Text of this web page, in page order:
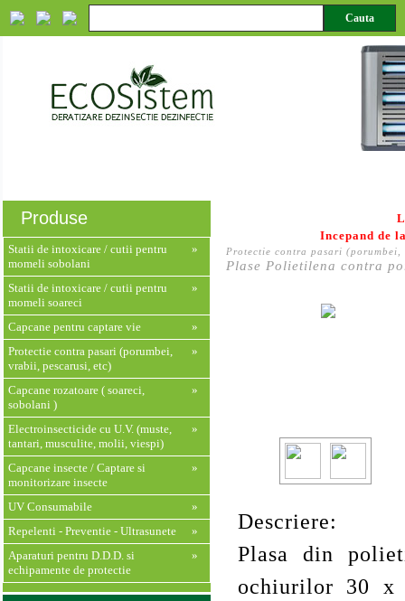
Produse
Statii de intoxicare / cutii pentru
momeli sobolani
»
Statii de intoxicare / cutii pentru
momeli soareci
»
Capcane pentru captare vie
»
Protectie contra pasari (porumbei,
vrabii, pescarusi, etc)
»
Capcane rozatoare ( soareci,
sobolani )
»
Electroinsecticide cu U.V. (muste,
tantari, musculite, molii, viespi)
»
Capcane insecte / Captare si
monitorizare insecte
»
UV Consumabile
»
Repelenti - Preventie - Ultrasunete
»
Aparaturi pentru D.D.D. si
echipamente de protectie
»
Incepand de
Protectie contra pasari
Plase Polietilena contra
Descriere:
Plasa din
ochiurilor 30 x